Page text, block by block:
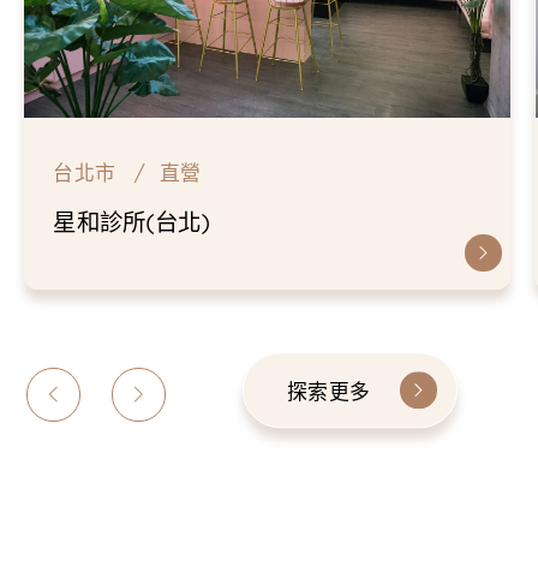
台北市
仁愛星和診所
探索更多